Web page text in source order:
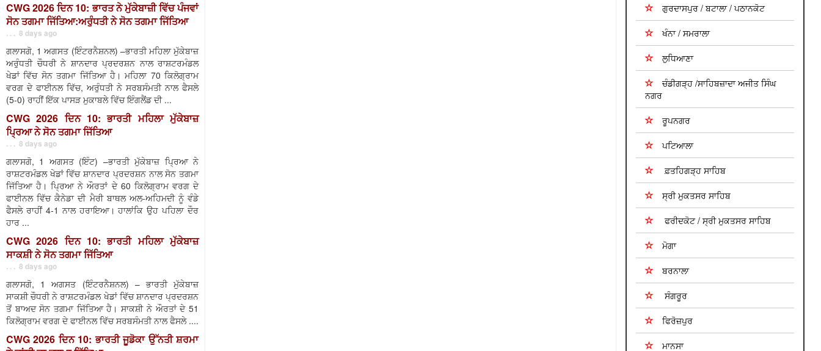
CWG 2026 ਦਿਨ 10: ਭਾਰਤ ਨੇ ਮੁੱਕੇਬਾਜ਼ੀ ਵਿੱਚ ਪੰਜਵਾਂ
ਸੋਨ ਤਗਮਾ ਜਿੱਤਿਆ:ਅਰੁੰਧਤੀ ਨੇ ਸੋਨ ਤਗਮਾ ਜਿੱਤਿਆ
. . . 8 days ago
ਗਲਾਸਗੋ, 1 ਅਗਸਤ (ਇੰਟਰਨੈਸ਼ਨਲ) –ਭਾਰਤੀ ਮਹਿਲਾ ਮੁੱਕੇਬਾਜ਼
ਅਰੁੰਧਤੀ ਚੌਧਰੀ ਨੇ ਸ਼ਾਨਦਾਰ ਪ੍ਰਦਰਸ਼ਨ ਨਾਲ ਰਾਸ਼ਟਰਮੰਡਲ
ਖੇਡਾਂ ਵਿੱਚ ਸੋਨ ਤਗਮਾ ਜਿੱਤਿਆ ਹੈ। ਮਹਿਲਾ 70 ਕਿਲੋਗ੍ਰਾਮ
ਵਰਗ ਦੇ ਫਾਈਨਲ ਵਿੱਚ, ਅਰੁੰਧਤੀ ਨੇ ਸਰਬਸੰਮਤੀ ਨਾਲ ਫੈਸਲੇ
(5-0) ਰਾਹੀਂ ਇੱਕ ਪਾਸੜ ਮੁਕਾਬਲੇ ਵਿੱਚ ਇੰਗਲੈਂਡ ਦੀ ...
CWG 2026 ਦਿਨ 10: ਭਾਰਤੀ ਮਹਿਲਾ ਮੁੱਕੇਬਾਜ਼
ਪ੍ਰਿਆ ਨੇ ਸੋਨ ਤਗਮਾ ਜਿੱਤਿਆ
. . . 8 days ago
ਗਲਾਸਗੋ, 1 ਅਗਸਤ (ਇੰਟ) –ਭਾਰਤੀ ਮੁੱਕੇਬਾਜ਼ ਪ੍ਰਿਆ ਨੇ
ਰਾਸ਼ਟਰਮੰਡਲ ਖੇਡਾਂ ਵਿੱਚ ਸ਼ਾਨਦਾਰ ਪ੍ਰਦਰਸ਼ਨ ਨਾਲ ਸੋਨ ਤਗਮਾ
ਜਿੱਤਿਆ ਹੈ। ਪ੍ਰਿਆ ਨੇ ਔਰਤਾਂ ਦੇ 60 ਕਿਲੋਗ੍ਰਾਮ ਵਰਗ ਦੇ
ਫਾਈਨਲ ਵਿੱਚ ਕੈਨੇਡਾ ਦੀ ਮੈਰੀ ਬਾਥਲ ਅਲ-ਅਹਿਮਦੀ ਨੂੰ ਵੰਡੇ
ਫੈਸਲੇ ਰਾਹੀਂ 4-1 ਨਾਲ ਹਰਾਇਆ। ਹਾਲਾਂਕਿ ਉਹ ਪਹਿਲਾ ਦੌਰ
ਹਾਰ ...
CWG 2026 ਦਿਨ 10: ਭਾਰਤੀ ਮਹਿਲਾ ਮੁੱਕੇਬਾਜ਼
ਸਾਕਸ਼ੀ ਨੇ ਸੋਨ ਤਗਮਾ ਜਿੱਤਿਆ
. . . 8 days ago
ਗਲਾਸਗੋ, 1 ਅਗਸਤ (ਇੰਟਰਨੈਸ਼ਨਲ) – ਭਾਰਤੀ ਮੁੱਕੇਬਾਜ਼
ਸਾਕਸ਼ੀ ਚੌਧਰੀ ਨੇ ਰਾਸ਼ਟਰਮੰਡਲ ਖੇਡਾਂ ਵਿੱਚ ਸ਼ਾਨਦਾਰ ਪ੍ਰਦਰਸ਼ਨ
ਤੋਂ ਬਾਅਦ ਸੋਨ ਤਗਮਾ ਜਿੱਤਿਆ ਹੈ। ਸਾਕਸ਼ੀ ਨੇ ਔਰਤਾਂ ਦੇ 51
ਕਿਲੋਗ੍ਰਾਮ ਵਰਗ ਦੇ ਫਾਈਨਲ ਵਿੱਚ ਸਰਬਸੰਮਤੀ ਨਾਲ ਫੈਸਲੇ ....
CWG 2026 ਦਿਨ 10: ਭਾਰਤੀ ਜੂਡੋਕਾ ਉੱਨਤੀ ਸ਼ਰਮਾ
ਗੁਰਦਾਸਪੁਰ / ਬਟਾਲਾ / ਪਠਾਨਕੋਟ
ਖੰਨਾ / ਸਮਰਾਲਾ
ਲੁਧਿਆਣਾ
ਚੰਡੀਗੜ੍ਹ /ਸਾਹਿਬਜ਼ਾਦਾ ਅਜੀਤ ਸਿੰਘ
ਨਗਰ
ਰੂਪਨਗਰ
ਪਟਿਆਲਾ
ਫ਼ਤਹਿਗੜ੍ਹ ਸਾਹਿਬ
ਸ੍ਰੀ ਮੁਕਤਸਰ ਸਾਹਿਬ
ਫਰੀਦਕੋਟ / ਸ੍ਰੀ ਮੁਕਤਸਰ ਸਾਹਿਬ
ਮੋਗਾ
ਬਰਨਾਲਾ
ਸੰਗਰੂਰ
ਫਿਰੋਜ਼ਪੁਰ
ਮਾਨਸਾ